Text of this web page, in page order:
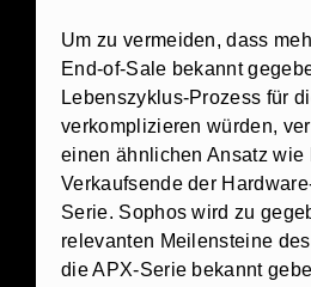
Um zu vermeiden, dass
End-of-Sale bekannt
Lebenszyklus-Prozess für
verkomplizieren würden,
einen ähnlichen Ansatz wie
Verkaufsende der
Serie. Sophos wird zu
relevanten Meilensteine
die APX-Serie bekannt